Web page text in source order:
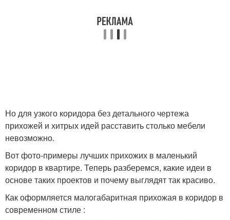
Но для узкого коридора без детального чертежа
прихожей и хитрых идей расставить столько мебели
невозможно.
Вот фото-примеры лучших прихожих в маленький
коридор в квартире. Теперь разберемся, какие идеи в
основе таких проектов и почему выглядят так красиво.
Как оформляется малогабаритная прихожая в коридор в
современном стиле :